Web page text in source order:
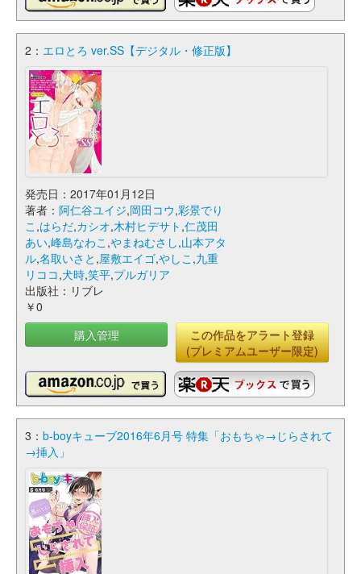
2： エロとろ ver.SS【デジタル・修正版】
発売日：2017年01月12日
著者： 阿仁谷ユイジ,岡田コウ,彩景でり
こ ,はらだ,カシオ,木村ヒデサト ,仁茂田
あい,峰島なわこ ,やまねむさし,山本アタ
ル,名取いさと ,屋敷エイゴ,やしこ ,九重
リココ,犬時,笑平,プルガリア
出版社：リブレ
￥0
購入管理
この作品をアラート登録
(プレミアムユーザー限定)
3： b-boyキューブ2016年6月号 特集「おもちゃ→じらされて
→挿入」